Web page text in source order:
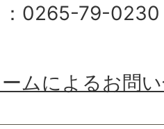
：0265-79-0230
ムによるお問